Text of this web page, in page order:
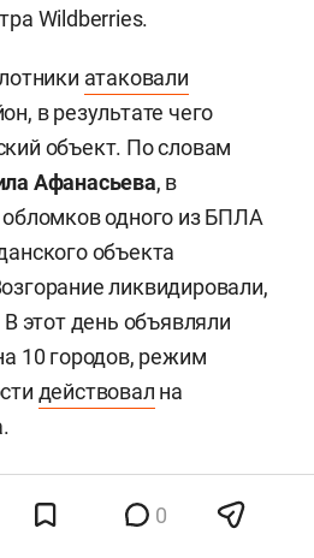
Wildberries.
атаковали
в результате чего
объект. По словам
Афанасьева, в
обломков одного из БПЛА
объекта
ликвидировали,
этот день объявляли
10 городов, режим
действовал на
0